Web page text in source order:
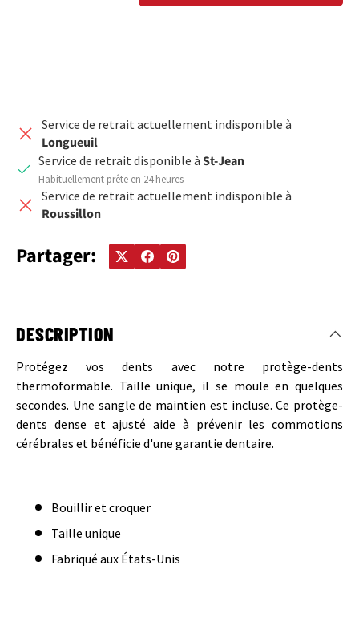
Service de retrait actuellement indisponible à
Longueuil
Service de retrait disponible à St-Jean
Habituellement prête en 24 heures
Service de retrait actuellement indisponible à
Roussillon
Partager:
DESCRIPTION
Protégez vos dents avec notre protège-dents
thermoformable. Taille unique, il se moule en quelques
secondes. Une sangle de maintien est incluse. Ce protège-
dents dense et ajusté aide à prévenir les commotions
cérébrales et bénéficie d'une garantie dentaire.
Bouillir et croquer
Taille unique
Fabriqué aux États-Unis